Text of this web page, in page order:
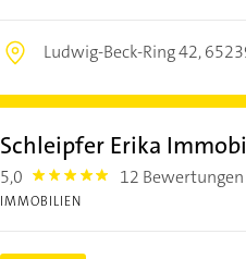
Ludwig-Beck-Ring 42,
Schleipfer Erika
5,0 5.0 12 Bewertungen
IMMOBILIEN